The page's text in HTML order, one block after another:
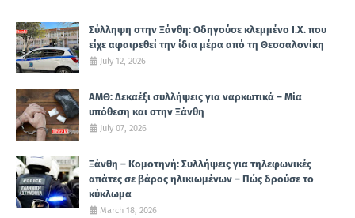
Σύλληψη στην Ξάνθη: Οδηγούσε κλεμμένο Ι.Χ. που
είχε αφαιρεθεί την ίδια μέρα από τη Θεσσαλονίκη
July 12, 2026
ΑΜΘ: Δεκαέξι συλλήψεις για ναρκωτικά – Μία
υπόθεση και στην Ξάνθη
July 07, 2026
Ξάνθη – Κομοτηνή: Συλλήψεις για τηλεφωνικές
απάτες σε βάρος ηλικιωμένων – Πώς δρούσε το
κύκλωμα
March 18, 2026